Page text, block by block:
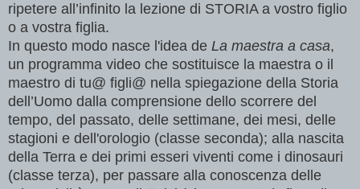
ripetere all’infinito la lezione di STORIA a vostro figlio
o a vostra figlia.
In questo modo nasce l'idea de La maestra a casa,
un programma video che sostituisce la maestra o il
maestro di tu@ figli@ nella spiegazione della Storia
dell’Uomo dalla comprensione dello scorrere del
tempo, del passato, delle settimane, dei mesi, delle
stagioni e dell'orologio (classe seconda); alla nascita
della Terra e dei primi esseri viventi come i dinosauri
(classe terza), per passare alla conoscenza delle